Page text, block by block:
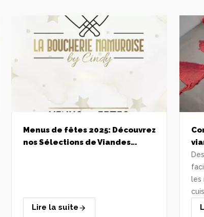
Menus de fêtes 2025: Découvrez
nos Sélections de Viandes
Lire la suite
les